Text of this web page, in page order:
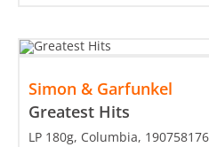
Simon & Garfunkel
Greatest Hits
LP 180g, Columbia,